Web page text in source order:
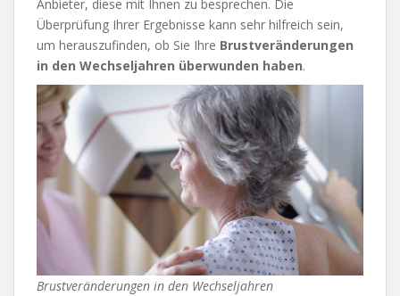
Anbieter, diese mit Ihnen zu besprechen. Die
Überprüfung Ihrer Ergebnisse kann sehr hilfreich sein,
um herauszufinden, ob Sie Ihre Brustveränderungen
in den Wechseljahren überwunden haben.
Brustveränderungen in den Wechseljahren